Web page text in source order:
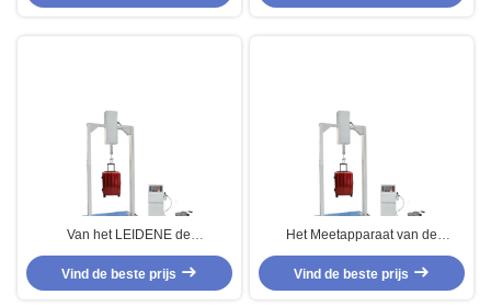
Van het LEIDENE de
Koffermeetapparaat
Aanrakingsscherm, Trillingseffect
het Testen Machine
Vind de beste prijs
Het Meetapparaat van de
leerkoffer, de Moeheid van de
Handvatschok het Testen Machine
Vind de beste prijs